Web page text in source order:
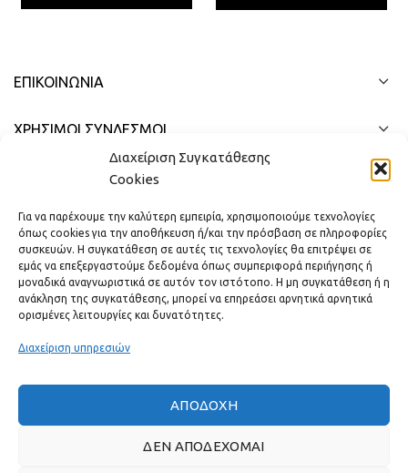
Διαχείριση Συγκατάθεσης
Cookies
Για να παρέχουμε την καλύτερη εμπειρία, χρησιμοποιούμε τεχνολογίες
όπως cookies για την αποθήκευση ή/και την πρόσβαση σε πληροφορίες
συσκευών. Η συγκατάθεση σε αυτές τις τεχνολογίες θα επιτρέψει σε
εμάς να επεξεργαστούμε δεδομένα όπως συμπεριφορά περιήγησης ή
μοναδικά αναγνωριστικά σε αυτόν τον ιστότοπο. Η μη συγκατάθεση ή η
ανάκληση της συγκατάθεσης, μπορεί να επηρεάσει αρνητικά αρνητικά
ορισμένες λειτουργίες και δυνατότητες.
Διαχείριση υπηρεσιών
ΑΠΟΔΟΧΉ
ΔΕΝ ΑΠΟΔΈΧΟΜΑΙ
ΕΠΙΚΟΙΝΩΝΊΑ
ΧΡΗΣΙΜΟΙ ΣΥΝΔΕΣΜΟΙ
ΓΡΉΓΟΡΟ ΜΕΝΟΎ
Πραγματικές κριτικές πελατών